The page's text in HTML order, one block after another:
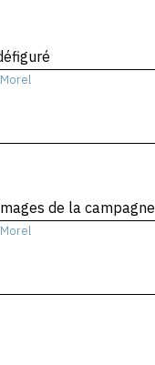
de la campagne